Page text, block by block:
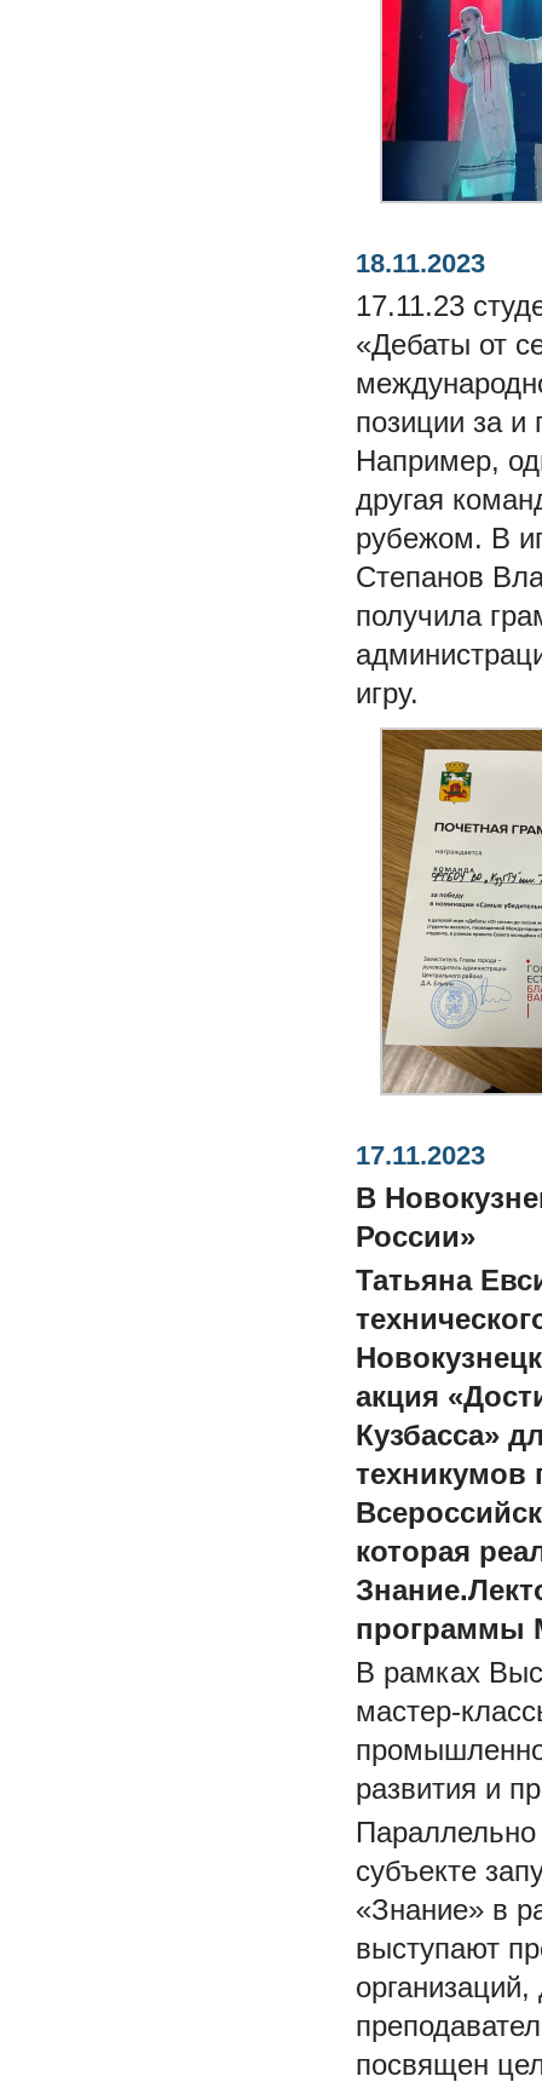
18.11.2023
17.11.23
«Дебаты от
позиции за и
Например,
другая
рубежом. В
Степанов
получила
игру.
17.11.2023
В
России»
Татьяна
акция
Кузбасса»
техникумов
которая
программы
В рамках
мастер-
развития и
субъекте
«Знание» в
выступают
посвящен